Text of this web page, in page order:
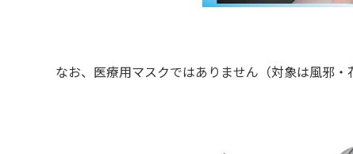
なお、医療用マスクではありません（対象は風邪・